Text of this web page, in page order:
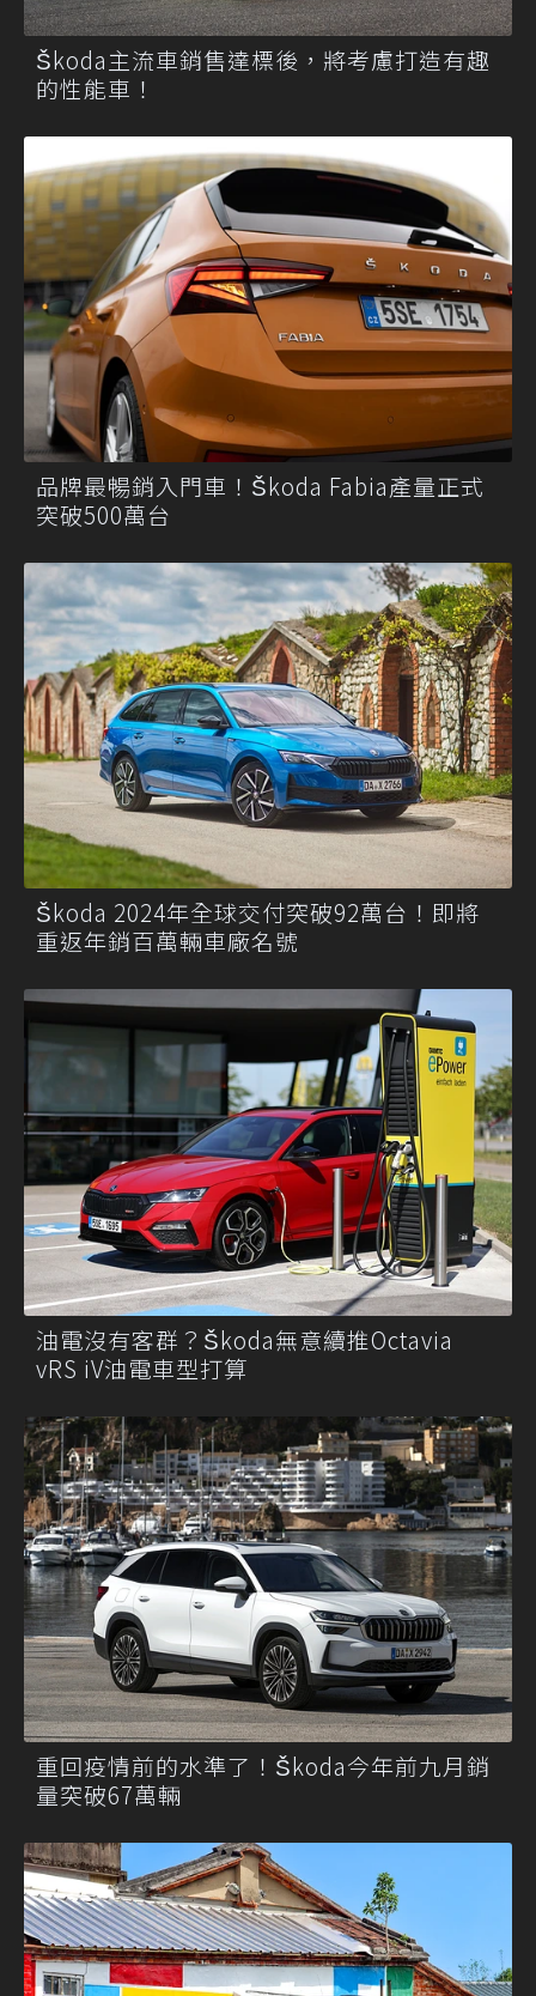
Škoda主流車銷售達標後，將考慮打造有趣
的性能車！
品牌最暢銷入門車！Škoda Fabia產量正式
突破500萬台
Škoda 2024年全球交付突破92萬台！即將
重返年銷百萬輛車廠名號
油電沒有客群？Škoda無意續推Octavia
vRS iV油電車型打算
重回疫情前的水準了！Škoda今年前九月銷
量突破67萬輛